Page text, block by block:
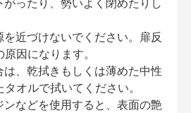
がったり、勢いよく閉めたりし
近づけないでください。扉反
因になります。
、乾拭きもしくは薄めた中性
オルで拭いてください。
などを使用すると、表面の艶